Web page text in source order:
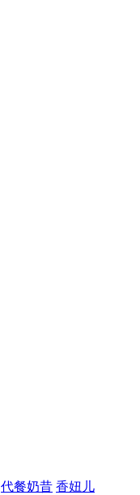
代餐奶昔 香妞儿